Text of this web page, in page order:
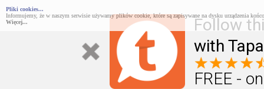
Follow
with
FREE -
Pliki cookies...
Informujemy, że w naszym serwisie używamy plików cookie, które są zapisywane na dysku urządzenia
Więcej...